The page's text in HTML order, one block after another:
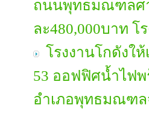
ถนนพุทธมณฑลศา
ละ480,000บาท
โรงงานโกดังใ
53 ออฟฟิศน้ำไฟ
อำเภอพุทธมณฑล